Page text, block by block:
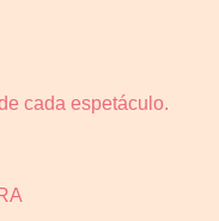
cada espetáculo.